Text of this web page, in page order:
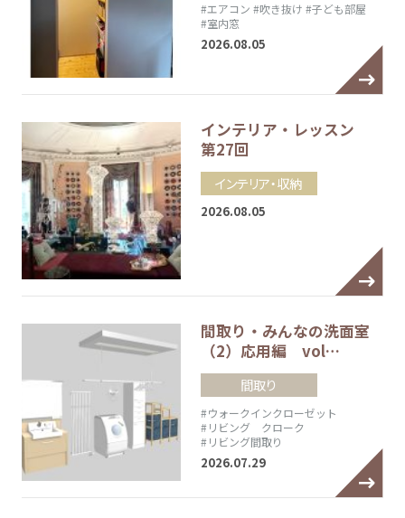
#エアコン #吹き抜け #子ども部屋
#室内窓
2026.08.05
インテリア・レッスン
第27回
インテリア・収納
2026.08.05
間取り・みんなの洗面室
（2）応用編 vol…
間取り
#ウォークインクローゼット
#リビング クローク
#リビング間取り
2026.07.29